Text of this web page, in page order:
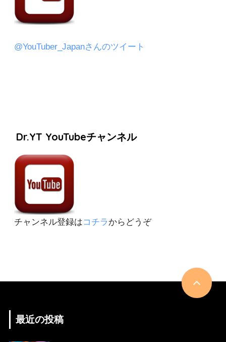
@YouTuber_Japanさんのツイート
Dr.YT YouTubeチャンネル
チャンネル登録はコチラ からどうぞ
最近の投稿